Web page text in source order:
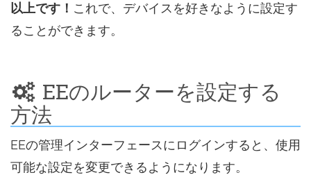
以上です！ これで、デバイスを好きなように設定す
ることができます。
EEのルーターを設定する
方法
EEの管理インターフェースにログインすると、使用
可能な設定を変更できるようになります。